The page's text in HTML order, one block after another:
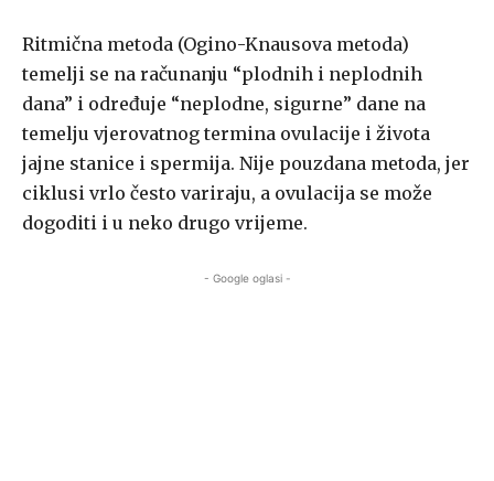
Ritmična metoda (Ogino-Knausova metoda)
temelji se na računanju “plodnih i neplodnih
dana” i određuje “neplodne, sigurne” dane na
temelju vjerovatnog termina ovulacije i života
jajne stanice i spermija. Nije pouzdana metoda, jer
ciklusi vrlo često variraju, a ovulacija se može
dogoditi i u neko drugo vrijeme.
- Google oglasi -